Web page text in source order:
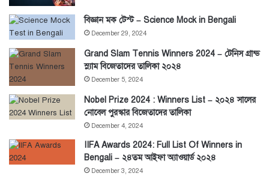
বিজ্ঞান মক টেস্ট – Science Mock in Bengali
December 29, 2024
Grand Slam Tennis Winners 2024 – টেনিস গ্রান্ড
স্ল্যাম বিজেতাদের তালিকা ২০২৪
December 5, 2024
Nobel Prize 2024 : Winners List – ২০২৪ সালের
নোবেল পুরস্কার বিজেতাদের তালিকা
December 4, 2024
IIFA Awards 2024: Full List Of Winners in
Bengali – ২৪তম আইফা অ্যাওয়ার্ড ২০২৪
December 3, 2024